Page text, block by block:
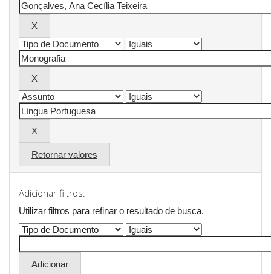
Retornar valores
Adicionar filtros:
Utilizar filtros para refinar o resultado de busca.